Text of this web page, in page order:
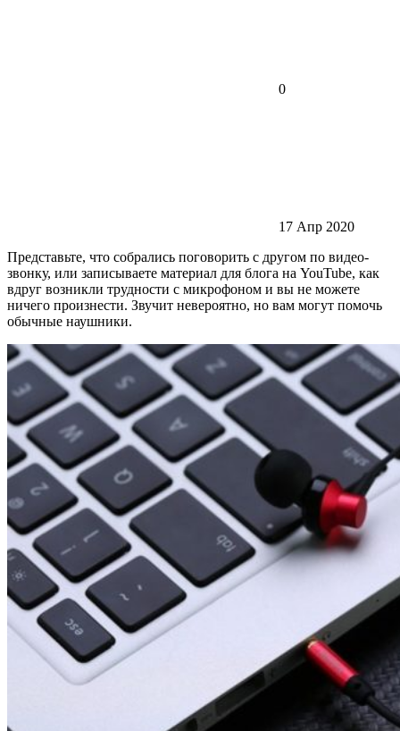
0
17 Апр 2020
Представьте, что собрались поговорить с другом по видео-
звонку, или записываете материал для блога на YouTube, как
вдруг возникли трудности с микрофоном и вы не можете
ничего произнести. Звучит невероятно, но вам могут помочь
обычные наушники.